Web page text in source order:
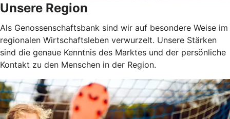
Unsere Region
Als Genossenschaftsbank sind wir auf besondere Weise im
regionalen Wirtschaftsleben verwurzelt. Unsere Stärken
sind die genaue Kenntnis des Marktes und der persönliche
Kontakt zu den Menschen in der Region.